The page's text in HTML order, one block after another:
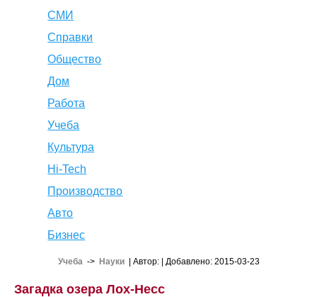
СМИ
Справки
Общество
Дом
Работа
Учеба
Культура
Hi-Tech
Производство
Авто
Бизнес
Учеба-> Науки| Автор: | Добавлено: 2015-03-23
Загадка озера Лох-Несс